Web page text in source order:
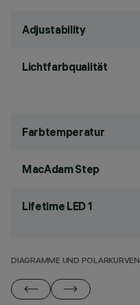
Adjustability
Lichtfarbqualität
Farbtemperatur
MacAdam Step
Lifetime LED 1
DIAGRAMME UND POLARKURVEN